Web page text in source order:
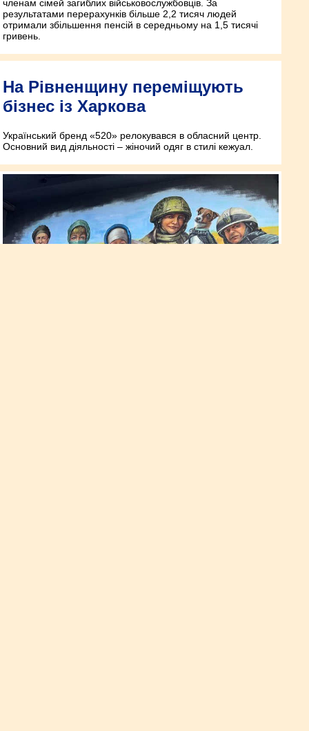
членам сімей загиблих військовослужбовців. За
результатами перерахунків більше 2,2 тисяч людей
отримали збільшення пенсій в середньому на 1,5 тисячі
гривень.
На Рівненщину переміщують
бізнес із Харкова
Український бренд «520» релокувався в обласний центр.
Основний вид діяльності – жіночий одяг в стилі кежуал.